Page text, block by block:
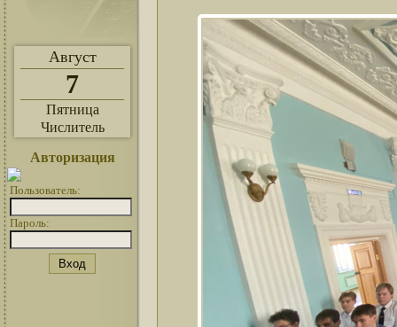
Август
7
Пятница
Числитель
Авторизация
Пользователь:
Пароль: